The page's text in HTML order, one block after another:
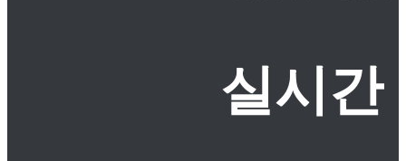
실시간